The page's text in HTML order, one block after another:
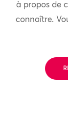
à propos de
connaître.